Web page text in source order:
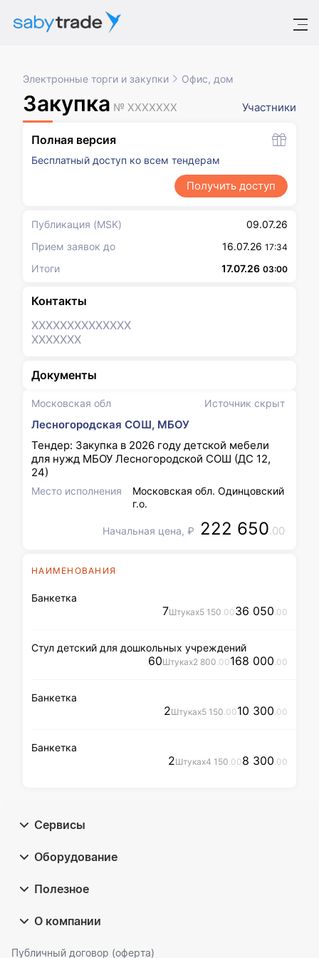
Электронные торги и закупки Офис, дом
Закупка № XXXXXXX Участники
Московская обл Источник скрыт
Лесногородская СОШ, МБОУ
Тендер: Закупка в 2026 году детской мебели
для нужд МБОУ Лесногородской СОШ (ДС 12,
24)
Место исполнения
Московская обл. Одинцовский
г.о.
Начальная цена, ₽ 222 650.00
НАИМЕНОВАНИЯ
Банкетка
7Штукаx5 150.0036 050.00
Стул детский для дошкольных учреждений
60Штукаx2 800.00168 000.00
Банкетка
2Штукаx5 150.0010 300.00
Банкетка
2Штукаx4 150.008 300.00
Полная версия
Бесплатный доступ ко всем тендерам
Получить доступ
Публикация (MSK)
09.07.26
Прием заявок до
16.07.26 17:34
Итоги 17.07.26 03:00
Контакты
XXXXXXXXXXXXXX
XXXXXXX
Документы
Сервисы
Оборудование
Полезное
О компании
Публичный договор (оферта)